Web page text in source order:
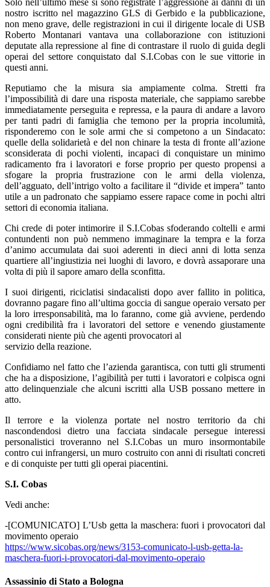
nostro iscritto nel magazzino GLS di Gerbido e la pubblicazione,
non meno grave, delle registrazioni in cui il dirigente locale di USB
Roberto Montanari vantava una collaborazione con istituzioni
deputate alla repressione al fine di contrastare il ruolo di guida degli
operai del settore conquistato dal S.I.Cobas con le sue vittorie in
questi anni.
Reputiamo che la misura sia ampiamente colma. Stretti fra
l’impossibilità di dare una risposta materiale, che sappiamo sarebbe
immediatamente perseguita e repressa, e la paura di andare a lavoro
per tanti padri di famiglia che temono per la propria incolumità,
risponderemo con le sole armi che si competono a un Sindacato:
quelle della solidarietà e del non chinare la testa di fronte all’azione
sconsiderata di pochi violenti, incapaci di conquistare un minimo
radicamento fra i lavoratori e forse proprio per questo propensi a
sfogare la propria frustrazione con le armi della violenza,
dell’agguato, dell’intrigo volto a facilitare il “divide et impera” tanto
utile a un padronato che sappiamo essere rapace come in pochi altri
settori di economia italiana.
Chi crede di poter intimorire il S.I.Cobas sfoderando coltelli e armi
contundenti non può nemmeno immaginare la tempra e la forza
d’animo accumulata dai suoi aderenti in dieci anni di lotta senza
quartiere all’ingiustizia nei luoghi di lavoro, e dovrà assaporare una
volta di più il sapore amaro della sconfitta.
I suoi dirigenti, riciclatisi sindacalisti dopo aver fallito in politica,
dovranno pagare fino all’ultima goccia di sangue operaio versato per
la loro irresponsabilità, ma lo faranno, come già avviene, perdendo
ogni credibilità fra i lavoratori del settore e venendo giustamente
considerati niente più che agenti provocatori al
servizio della reazione.
Confidiamo nel fatto che l’azienda garantisca, con tutti gli strumenti
che ha a disposizione, l’agibilità per tutti i lavoratori e colpisca ogni
atto delinquenziale che alcuni iscritti alla USB possano mettere in
atto.
Il terrore e la violenza portate nel nostro territorio da chi
nascondendosi dietro una facciata sindacale persegue interessi
personalistici troveranno nel S.I.Cobas un muro insormontabile
contro cui infrangersi, un muro costruito con anni di risultati concreti
e di conquiste per tutti gli operai piacentini.
S.I. Cobas
Vedi anche:
-[COMUNICATO] L’Usb getta la maschera: fuori i provocatori dal
movimento operaio
https://www.sicobas.org/news/3153-comunicato-l-usb-getta-la-
maschera-fuori-i-provocatori-dal-movimento-operaio
Assassinio di Stato a Bologna